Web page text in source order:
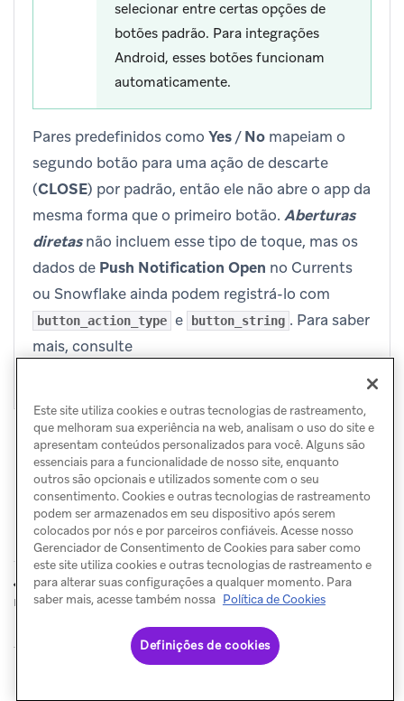
selecionar entre certas opções de
botões padrão. Para integrações
Android, esses botões funcionam
automaticamente.
Pares predefinidos como Yes/No mapeiam o
segundo botão para uma ação de descarte
(CLOSE) por padrão, então ele não abre o app da
mesma forma que o primeiro botão. Aberturas
diretasnão incluem esse tipo de toque, mas os
dados de Push Notification Open no Currents
ou Snowflake ainda podem registrá-lo com
button_action_type e button_string . Para saber
mais, consulte
ANTERIORCriar uma
mensagem push
PRÓXIMO
Formatos de
mensagem e imagem
© Braze. All Rights Reserved Privacy Policy
Este site utiliza cookies e outras tecnologias de rastreamento,
que melhoram sua experiência na web, analisam o uso do site e
apresentam conteúdos personalizados para você. Alguns são
essenciais para a funcionalidade de nosso site, enquanto
outros são opcionais e utilizados somente com o seu
consentimento. Cookies e outras tecnologias de rastreamento
podem ser armazenados em seu dispositivo após serem
colocados por nós e por parceiros confiáveis. Acesse nosso
Gerenciador de Consentimento de Cookies para saber como
este site utiliza cookies e outras tecnologias de rastreamento e
para alterar suas configurações a qualquer momento. Para
saber mais, acesse também nossa Política de Cookies
Definições de cookies